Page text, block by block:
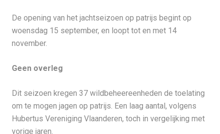
De opening van het jachtseizoen op patrijs begint op
woensdag 15 september, en loopt tot en met 14
november.
Geen overleg
Dit seizoen kregen 37 wildbeheereenheden de toelating
om te mogen jagen op patrijs. Een laag aantal, volgens
Hubertus Vereniging Vlaanderen, toch in vergelijking met
vorige jaren.